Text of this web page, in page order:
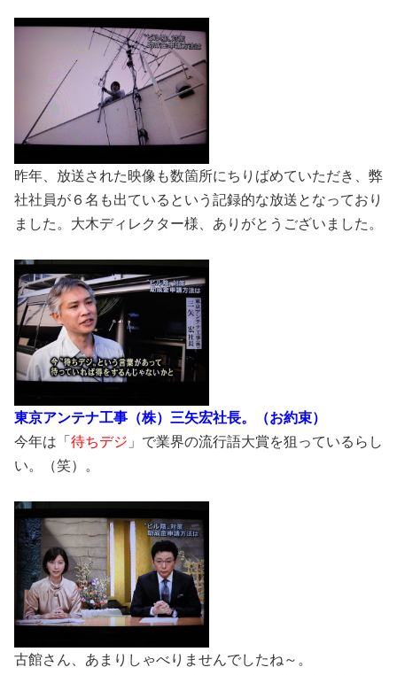
昨年、放送された映像も数箇所にちりばめていただき、弊
社社員が６名も出ているという記録的な放送となっており
ました。大木ディレクター様、ありがとうございました。
東京アンテナ工事（株）三矢宏社長。（お約束）
今年は「 待ちデジ 」で業界の流行語大賞を狙っているらし
い。（笑）。
古館さん、あまりしゃべりませんでしたね～。